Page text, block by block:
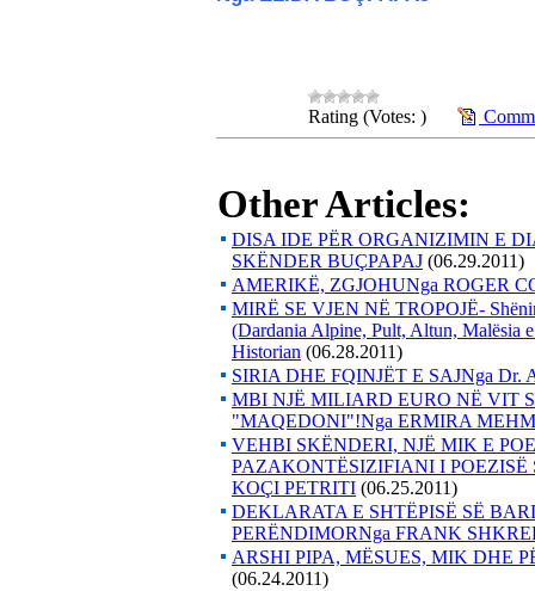
Rating (Votes: )
Other Articles:
DISA IDE PËR ORGANIZIMIN E
SKËNDER BUÇPAPAJ (06.29.2011)
AMERIKË, ZGJOHUNga ROGER
MIRË SE VJEN NË TROPOJË-
(Dardania Alpine, Pult, Altun, Malësia
Historian (06.28.2011)
SIRIA DHE FQINJËT E SAJNga
MBI NJË MILIARD EURO NË VIT
"MAQEDONI"!Nga ERMIRA
VEHBI SKËNDERI, NJË MIK E
PAZAKONTËSIZIFIANI I POEZISË
KOÇI PETRITI (06.25.2011)
DEKLARATA E SHTËPISË SË
PERËNDIMORNga FRANK
ARSHI PIPA, MËSUES, MIK DHE
(06.24.2011)